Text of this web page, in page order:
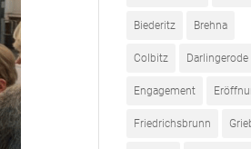
Biederitz Brehna
Colbitz Darlingerode
Engagement
Friedrichsbrunn